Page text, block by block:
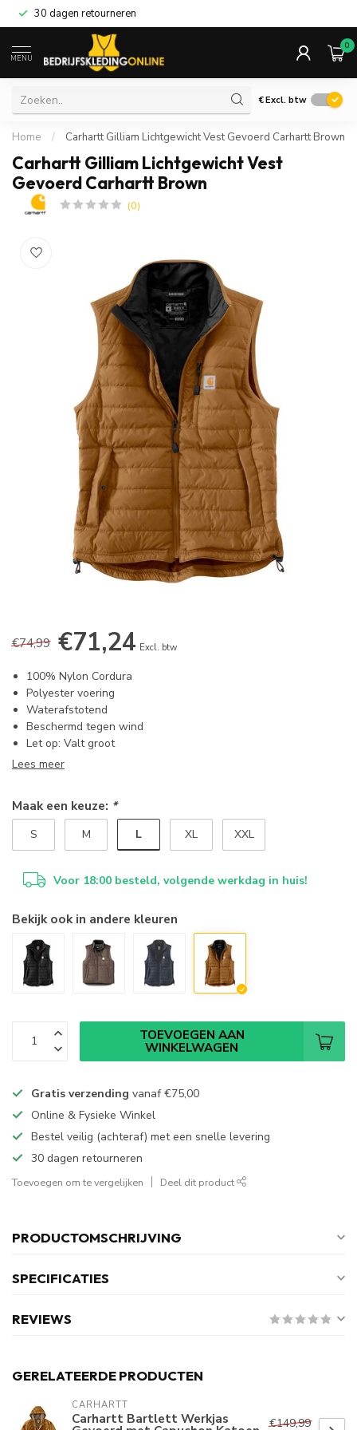
30 dagen retourneren
MENU
0
€Excl. btw
Home / Carhartt Gilliam Lichtgewicht Vest Gevoerd Carhartt Brown
Carhartt Gilliam Lichtgewicht Vest
Gevoerd Carhartt Brown
(0)
€74,99 €71,24 Excl. btw
100% Nylon Cordura
Polyester voering
Waterafstotend
Beschermd tegen wind
Let op: Valt groot
Lees meer
Maak een keuze: *
S M L XL XXL
Voor 18:00 besteld, volgende werkdag in huis!
Bekijk ook in andere kleuren
TOEVOEGEN AAN
WINKELWAGEN
Gratis verzending vanaf€75,00
Online & Fysieke Winkel
Bestel veilig (achteraf) met een snelle levering
30 dagen retourneren
Toevoegen om te vergelijken Deel dit product
PRODUCTOMSCHRIJVING
SPECIFICATIES
REVIEWS
GERELATEERDE PRODUCTEN
CARHARTT
Carhartt Bartlett Werkjas €149,99